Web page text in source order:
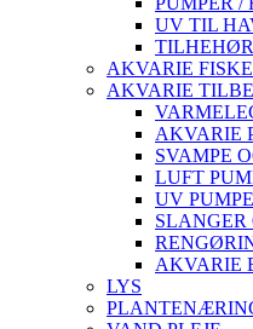
UV TIL
AKVARIE
AKVARIE
AKVARIE
SVAMPE
LUFT
UV
SLANGER
AKVARIE
LYS